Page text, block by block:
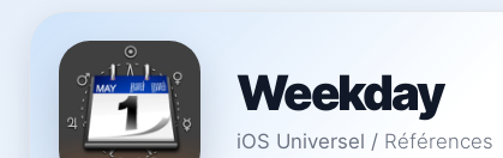
Weekday
iOS Universel / Références